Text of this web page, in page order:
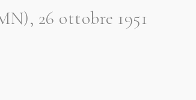
26 ottobre 1951